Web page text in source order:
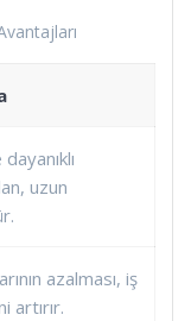
uzun
azalması, iş
artırır.